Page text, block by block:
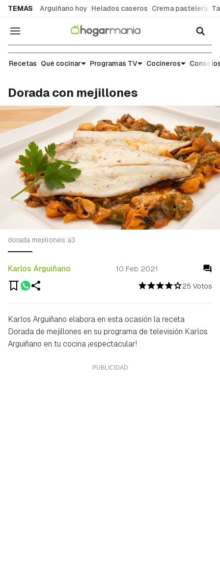
TEMAS Arguiñano hoy Helados caseros Crema pastelera
Navegación
Recetas
Recetas Qué cocinar Programas TV Cocineros
Dorada con mejillones
25 Votos
Karlos Arguiñano 10 Feb 2021
dorada mejillones a3
Karlos Arguiñano elabora en esta ocasión la receta
Dorada de mejillones en su programa de televisión Karlos
Arguiñano en tu cocina ¡espectacular!